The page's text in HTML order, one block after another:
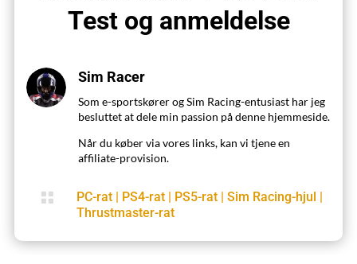
Test og anmeldelse
Sim Racer
Som e-sportskører og Sim Racing-entusiast har jeg
besluttet at dele min passion på denne hjemmeside.
Når du køber via vores links, kan vi tjene en
affiliate-provision.
 PC-rat | PS4-rat | PS5-rat | Sim Racing-hjul |
Thrustmaster-rat